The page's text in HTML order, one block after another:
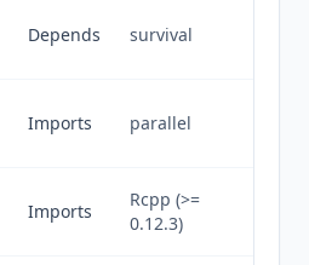
Depends survival
Imports parallel
Imports
Rcpp (>=
0.12.3)